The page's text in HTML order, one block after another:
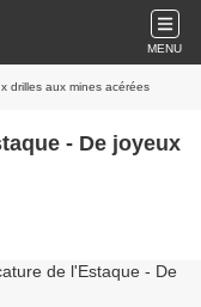
MENU
drilles aux mines acérées
- De joyeux